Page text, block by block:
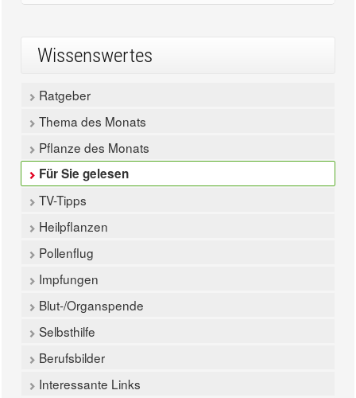
Wissenswertes
Ratgeber
Thema des Monats
Pflanze des Monats
Für Sie gelesen
TV-Tipps
Heilpflanzen
Pollenflug
Impfungen
Blut-/Organspende
Selbsthilfe
Berufsbilder
Interessante Links